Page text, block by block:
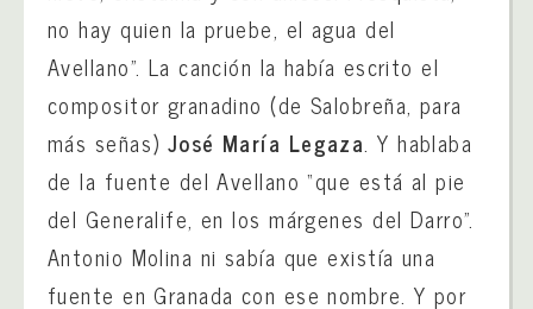
no hay quien la pruebe, el agua del
Avellano”. La canción la había escrito el
compositor granadino (de Salobreña, para
más señas) José María Legaza. Y hablaba
de la fuente del Avellano “que está al pie
del Generalife, en los márgenes del Darro”.
Antonio Molina ni sabía que existía una
fuente en Granada con ese nombre. Y por